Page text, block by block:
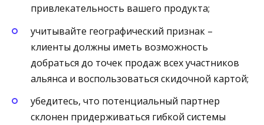
привлекательность вашего продукта;
учитывайте географический признак –
клиенты должны иметь возможность
добраться до точек продаж всех участников
альянса и воспользоваться скидочной картой;
убедитесь, что потенциальный партнер
склонен придерживаться гибкой системы